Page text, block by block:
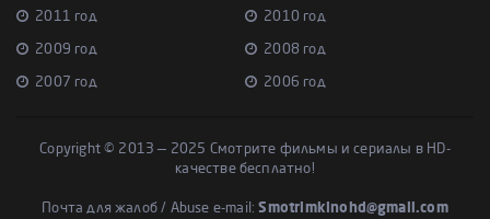
2011 год 2010 год
2009 год 2008 год
2007 год 2006 год
Copyright © 2013 — 2025 Смотрите фильмы и сериалы в HD-
качестве бесплатно!
Почта для жалоб / Abuse e-mail:Smotrimkinohd@gmail.com